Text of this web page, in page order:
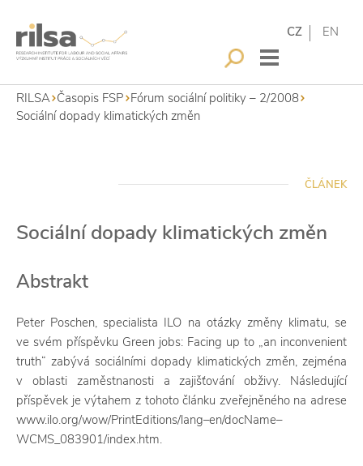
CZ EN
RILSA Časopis FSP Fórum sociální politiky – 2/2008
Sociální dopady klimatických změn
ČLÁNEK
Sociální dopady klimatických změn
Abstrakt
Peter Poschen, specialista ILO na otázky změny klimatu, se
ve svém příspěvku Green jobs: Facing up to „an inconvenient
truth“ zabývá sociálními dopady klimatických změn, zejména
v oblasti zaměstnanosti a zajišťování obživy. Následující
příspěvek je výtahem z tohoto článku zveřejněného na adrese
www.ilo.org/wow/PrintEditions/lang–en/docName–
WCMS_083901/index.htm.